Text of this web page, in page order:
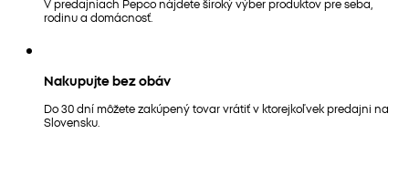
rodinu a domácnosť.
Nakupujte bez obáv
Do 30 dní môžete zakúpený tovar vrátiť v ktorejkoľvek predajni na
Slovensku.